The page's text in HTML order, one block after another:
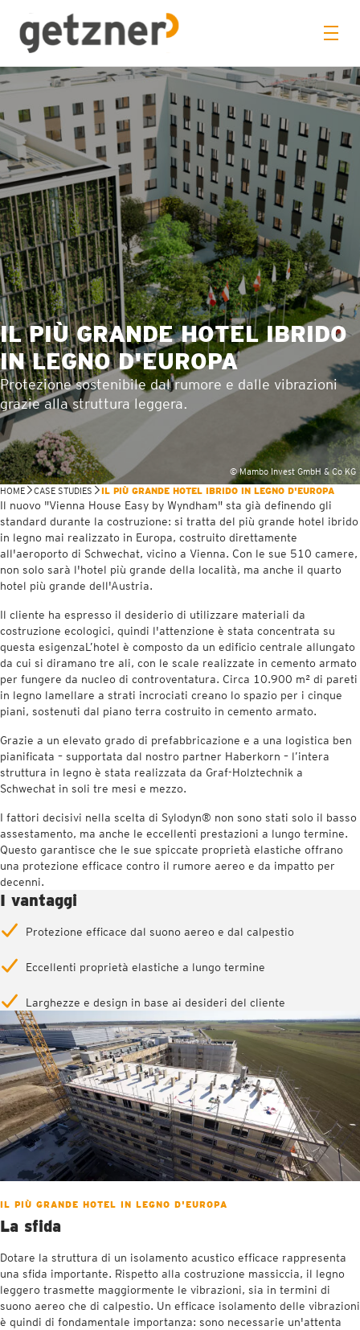
IL PIÙ GRANDE HOTEL IBRIDO
IN LEGNO D'EUROPA
Protezione sostenibile dal rumore e dalle vibrazioni
grazie alla struttura leggera.
© Mambo Invest GmbH & Co KG
HOME
CASE STUDIES IL PIÙ GRANDE HOTEL IBRIDO IN LEGNO D'EUROPA
Il nuovo "Vienna House Easy by Wyndham" sta già definendo gli
standard durante la costruzione: si tratta del più grande hotel ibrido
in legno mai realizzato in Europa, costruito direttamente
all'aeroporto di Schwechat, vicino a Vienna. Con le sue 510 camere,
non solo sarà l'hotel più grande della località, ma anche il quarto
hotel più grande dell'Austria.
Il cliente ha espresso il desiderio di utilizzare materiali da
costruzione ecologici, quindi l'attenzione è stata concentrata su
questa esigenzaL’hotel è composto da un edificio centrale allungato
da cui si diramano tre ali, con le scale realizzate in cemento armato
per fungere da nucleo di controventatura. Circa 10.900 m² di pareti
in legno lamellare a strati incrociati creano lo spazio per i cinque
piani, sostenuti dal piano terra costruito in cemento armato.
Grazie a un elevato grado di prefabbricazione e a una logistica ben
pianificata – supportata dal nostro partner Haberkorn – l’intera
struttura in legno è stata realizzata da Graf-Holztechnik a
Schwechat in soli tre mesi e mezzo.
I fattori decisivi nella scelta di Sylodyn® non sono stati solo il basso
assestamento, ma anche le eccellenti prestazioni a lungo termine.
Questo garantisce che le sue spiccate proprietà elastiche offrano
una protezione efficace contro il rumore aereo e da impatto per
decenni.
I vantaggi
Protezione efficace dal suono aereo e dal calpestio
Eccellenti proprietà elastiche a lungo termine
Larghezze e design in base ai desideri del cliente
IL PIÙ GRANDE HOTEL IN LEGNO D'EUROPA
La sfida
Dotare la struttura di un isolamento acustico efficace rappresenta
una sfida importante. Rispetto alla costruzione massiccia, il legno
leggero trasmette maggiormente le vibrazioni, sia in termini di
suono aereo che di calpestio. Un efficace isolamento delle vibrazioni
è quindi di fondamentale importanza: sono necessarie un'attenta